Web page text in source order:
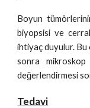
Boyun
biyopsisi ve
ihtiyaç duyulur.
sonra
değerlendirmesi
Tedavi